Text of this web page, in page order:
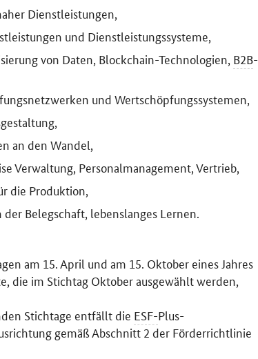
Dienstleistungen,
und Dienstleistungssysteme,
von Daten, Blockchain-Technologien, B2B-
und Wertschöpfungssystemen,
an den Wandel,
Verwaltung, Personalmanagement, Vertrieb,
die Produktion,
Belegschaft, lebenslanges Lernen.
am 15. April und am 15. Oktober eines Jahres
die im Stichtag Oktober ausgewählt werden,
Stichtage entfällt die ESF-Plus-
gemäß Abschnitt 2 der Förderrichtlinie